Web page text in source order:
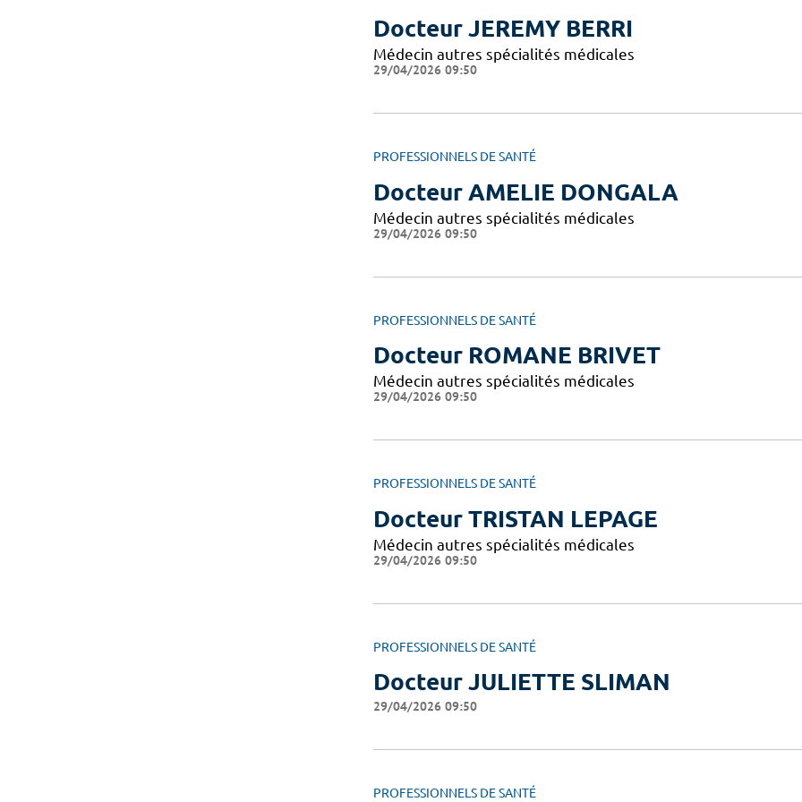
Docteur JEREMY BERRI
Médecin autres spécialités médicales
29/04/2026 09:50
PROFESSIONNELS DE SANTÉ
Docteur AMELIE DONGALA
Médecin autres spécialités médicales
29/04/2026 09:50
PROFESSIONNELS DE SANTÉ
Docteur ROMANE BRIVET
Médecin autres spécialités médicales
29/04/2026 09:50
PROFESSIONNELS DE SANTÉ
Docteur TRISTAN LEPAGE
Médecin autres spécialités médicales
29/04/2026 09:50
PROFESSIONNELS DE SANTÉ
Docteur JULIETTE SLIMAN
29/04/2026 09:50
PROFESSIONNELS DE SANTÉ